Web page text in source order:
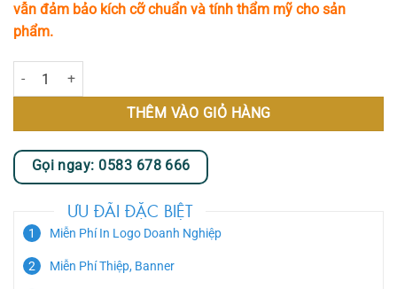
vẫn đảm bảo kích cỡ chuẩn và tính thẩm mỹ cho sản
phẩm.
Kệ Hoa Tang Lễ - Thiên Di số lượng
THÊM VÀO GIỎ HÀNG
Gọi ngay: 0583 678 666
ƯU ĐÃI ĐẶC BIỆT
Miễn Phí In Logo Doanh Nghiệp
Miễn Phí Thiệp, Banner